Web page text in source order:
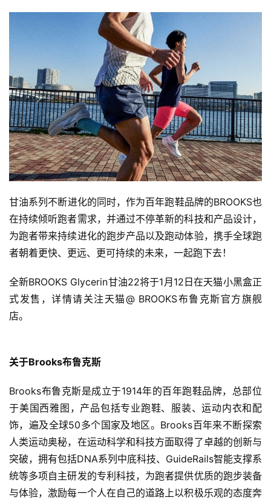
观
备
训
练
视
频
用
户
精
选
运
动
集
甘油系列不断进化的同时，作为百年跑鞋品牌的BROOKS也
在持续倾听跑者需求，并通过不停革新的科技和产品设计，
为跑者带来持续进化的跑步产品以及跑动体验，携手全球跑
者朝着更快、更远、更可持续的未来，一起跑下去！
全新BROOKS Glycerin甘油22将于1月12日在天猫小黑盒正
式发售，详情请关注天猫@ BROOKS布鲁克斯官方旗舰
店。
关于Brooks布鲁克斯
Brooks布鲁克斯是成立于1914年的百年跑鞋品牌，总部位
于美国西雅图，产品包括专业跑鞋、服装、运动内衣和配
饰，遍及全球50多个国家及地区。Brooks百年来不断探索
人类运动奥秘，在运动科学和科技方面取得了卓越的创新与
突破，拥有包括DNA系列中底科技、GuideRails智能支撑系
统等多项自主研发的专利科技，为跑者提供优质的跑步装备
与体验，激励每一个人在自己的道路上以积极乐观的态度奔